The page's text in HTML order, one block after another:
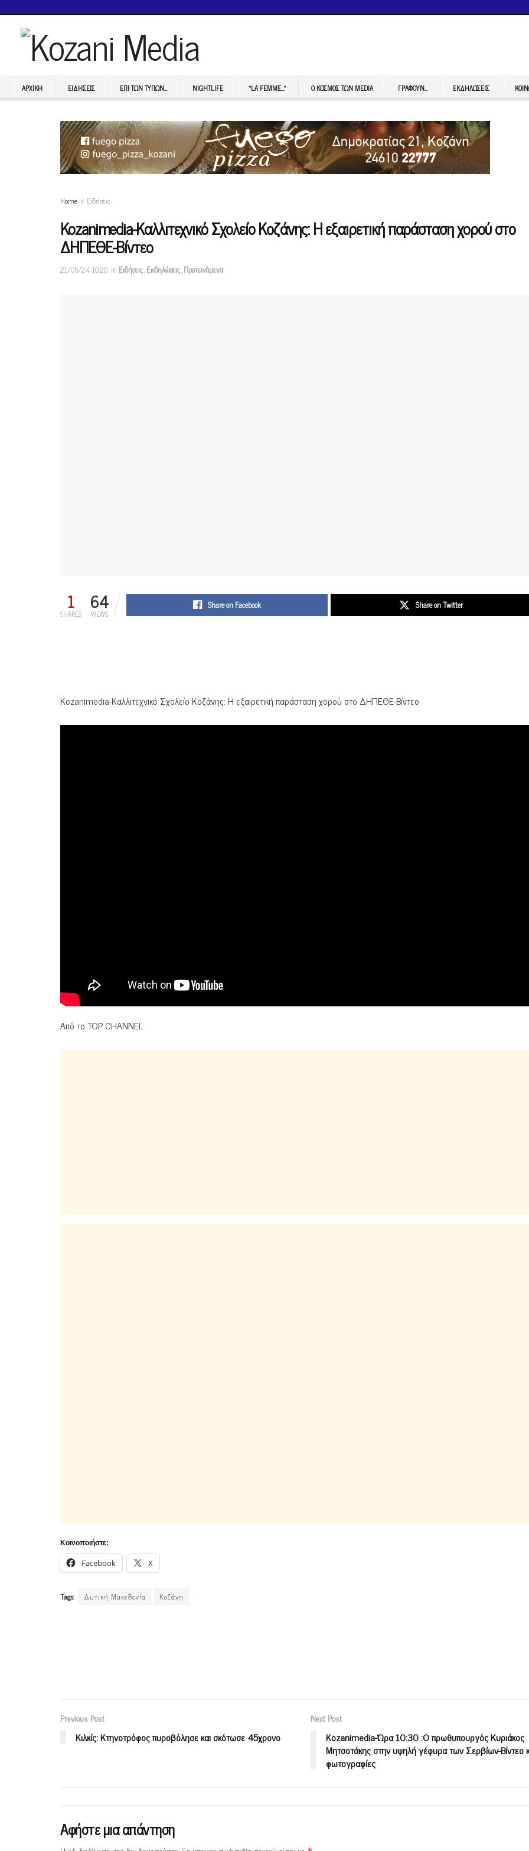
ΑΡΧΙΚΉ ΕΙΔΉΣΕΙΣ ΕΠI ΤΩΝ ΤΥΠΩΝ… NIGHTLIFE “LA FEMME…” Ο ΚΟΣΜΟΣ ΤΩΝ MEDIA ΓΡΆΦΟΥΝ… ΕΚΔΗΛΏΣΕΙΣ
Home Ειδήσεις
Kozanimedia-Καλλιτεχνικό Σχολείο Κοζάνης: Η εξαιρετική παράσταση χορού στο
ΔΗΠΕΘΕ-Βίντεο
21/05/24 10:20 in Ειδήσεις,Εκδηλώσεις,Προτεινόμενα
1
SHARES 64
VIEWS
Share on Facebook Share on Twitter
Kozanimedia-Καλλιτεχνικό Σχολείο Κοζάνης: Η εξαιρετική παράσταση χορού στο ΔΗΠΕΘΕ-Βίντεο
Από το TOP CHANNEL
Κοινοποιήστε:
Facebook X
Tags: Δυτική Μακεδονία Κοζάνη
Previous Post
Κιλκίς: Κτηνοτρόφος πυροβόλησε και σκότωσε 45χρονο
Next Post
Kozanimedia-Ώρα 10:30 :Ο πρωθυπουργός Κυριάκος
Μητσοτάκης στην υψηλή γέφυρα των Σερβίων-Βίντεο
φωτογραφίες
Αφήστε μια απάντηση